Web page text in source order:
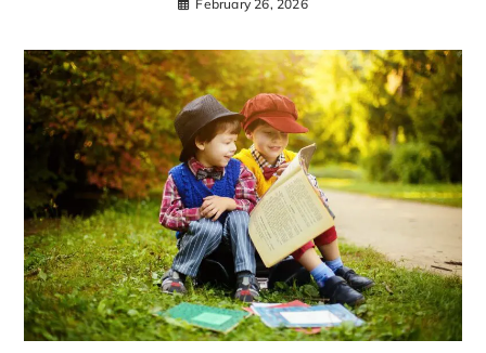
February 26, 2026